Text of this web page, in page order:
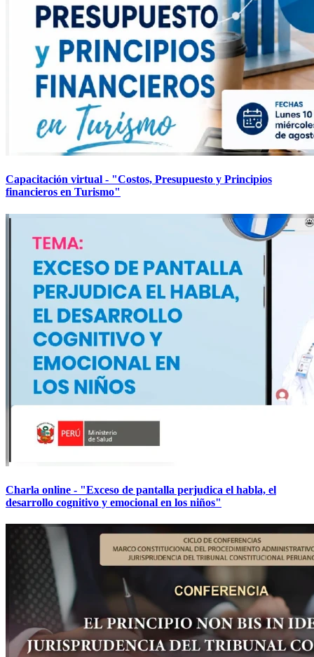
Capacitación virtual - "Costos, Presupuesto y Principios
financieros en Turismo"
Charla online - "Exceso de pantalla perjudica el habla, el
desarrollo cognitivo y emocional en los niños"